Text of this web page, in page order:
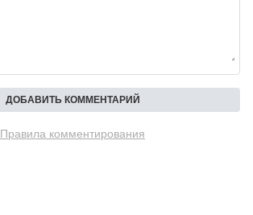
Правила комментирования